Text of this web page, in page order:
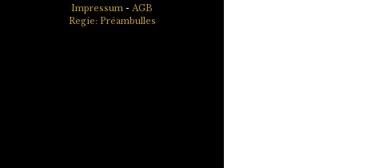
Impressum - AGB
Regie: Préambulles